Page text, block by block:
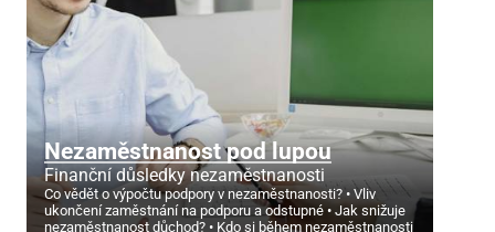
Nezaměstnanost pod lupou
Finanční důsledky nezaměstnanosti
Co vědět o výpočtu podpory v nezaměstnanosti?
Vliv
ukončení zaměstnání na podporu a odstupné
Jak snižuje
nezaměstnanost důchod?
Kdo si během nezaměstnanosti